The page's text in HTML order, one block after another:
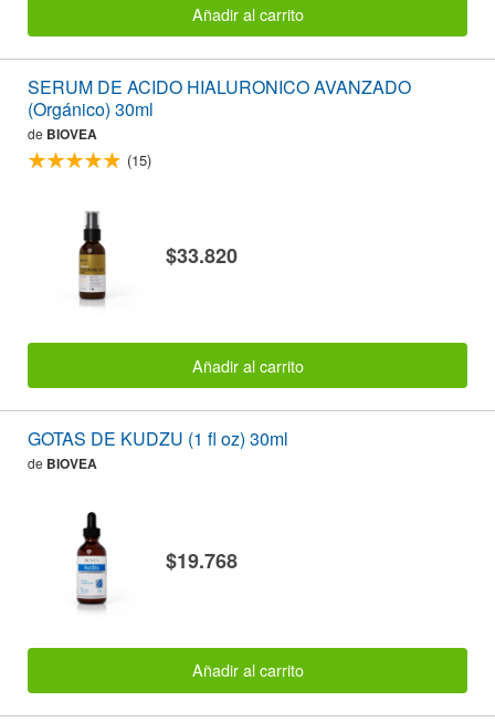
Añadir al carrito
SERUM DE ACIDO HIALURONICO AVANZADO
(Orgánico) 30ml
de BIOVEA
(15)
$33.820
Añadir al carrito
GOTAS DE KUDZU (1 fl oz) 30ml
de BIOVEA
$19.768
Añadir al carrito